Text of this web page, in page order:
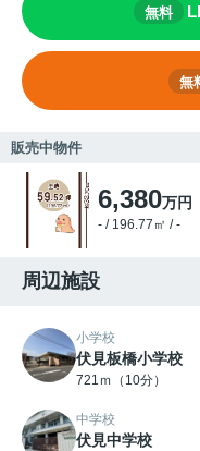
無料
無
販売中物件
6,380万円
- / 196.77㎡ / -
周辺施設
小学校
伏見板橋小学校
721ｍ（10分）
中学校
伏見中学校